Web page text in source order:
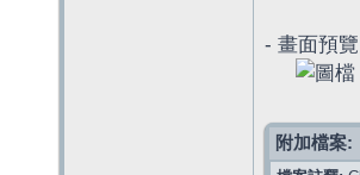
- 畫面預覽
附加檔案: